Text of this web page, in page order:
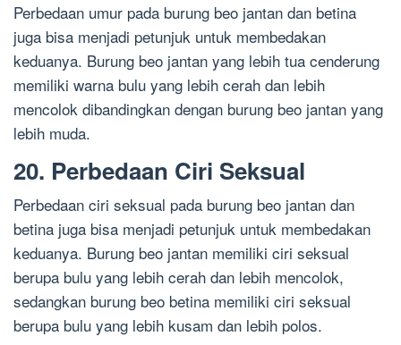
Perbedaan umur pada burung beo jantan dan betina
juga bisa menjadi petunjuk untuk membedakan
keduanya. Burung beo jantan yang lebih tua cenderung
memiliki warna bulu yang lebih cerah dan lebih
mencolok dibandingkan dengan burung beo jantan yang
lebih muda.
20. Perbedaan Ciri Seksual
Perbedaan ciri seksual pada burung beo jantan dan
betina juga bisa menjadi petunjuk untuk membedakan
keduanya. Burung beo jantan memiliki ciri seksual
berupa bulu yang lebih cerah dan lebih mencolok,
sedangkan burung beo betina memiliki ciri seksual
berupa bulu yang lebih kusam dan lebih polos.